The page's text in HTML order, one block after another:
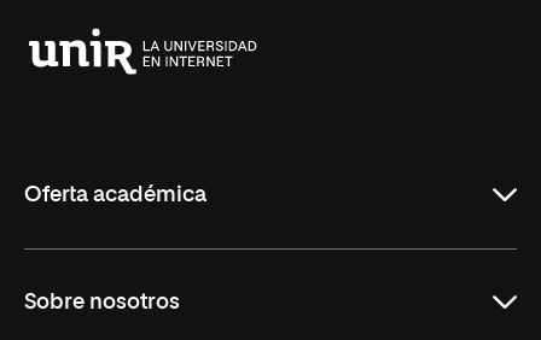
Oferta académica
Maestrías
Sobre nosotros